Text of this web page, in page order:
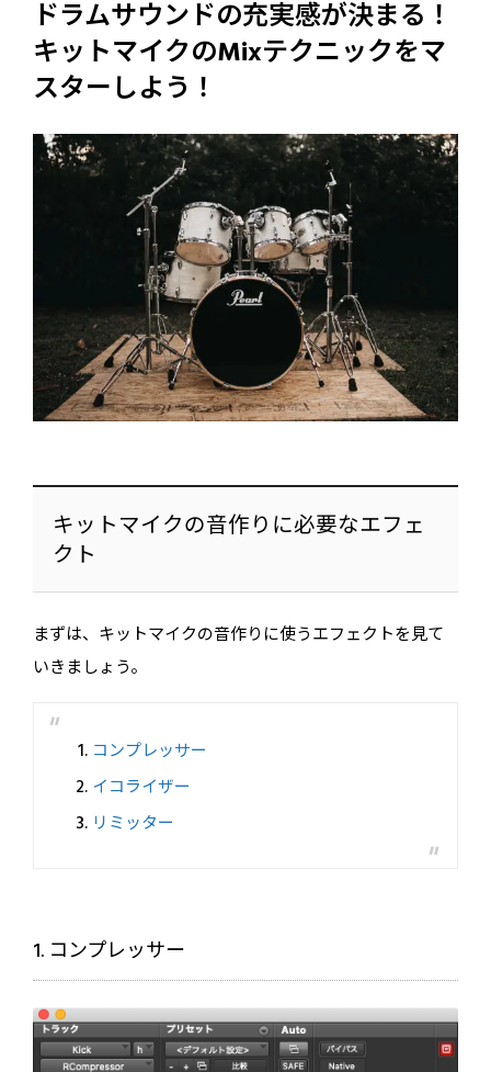
ドラムサウンドの充実感が決まる！
キットマイクのMixテクニックをマ
スターしよう！
キットマイクの音作りに必要なエフェ
クト
まずは、キットマイクの音作りに使うエフェクトを見て
いきましょう。
コンプレッサー
イコライザー
リミッター
1. コンプレッサー